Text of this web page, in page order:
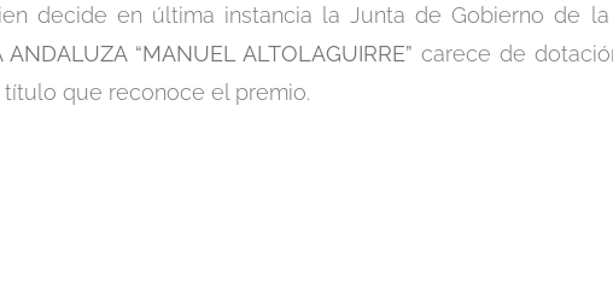
decide en última instancia la Junta de Gobierno de la
“MANUEL ALTOLAGUIRRE” carece de
que reconoce el premio.